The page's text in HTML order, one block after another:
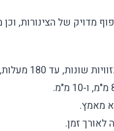
מדויק של הצינורות, וכן
מעלות, במהירות ובדיוק.
מאמץ.
לאורך זמן.